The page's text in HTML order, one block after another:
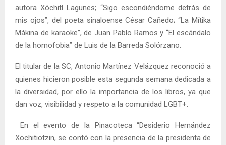
autora Xóchitl Lagunes; “Sigo escondiéndome detrás de
mis ojos”, del poeta sinaloense César Cañedo; “La Mítika
Mákina de karaoke”, de Juan Pablo Ramos y “El escándalo
de la homofobia” de Luis de la Barreda Solórzano.
El titular de la SC, Antonio Martínez Velázquez reconoció a
quienes hicieron posible esta segunda semana dedicada a
la diversidad, por ello la importancia de los libros, ya que
dan voz, visibilidad y respeto a la comunidad LGBT+.
En el evento de la Pinacoteca “Desiderio Hernández
Xochitiotzin, se contó con la presencia de la presidenta de